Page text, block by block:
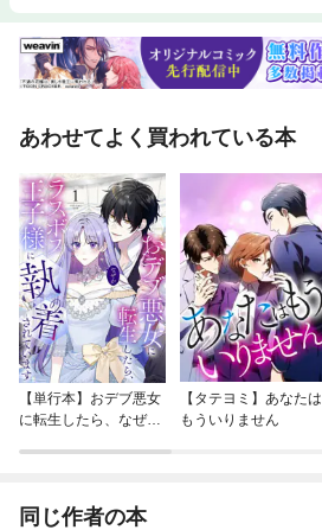
あわせてよく買われている本
【単行本】おデブ悪女
に転生したら、なぜか
【タテヨミ】あなたは
もういりません
同じ作者の本